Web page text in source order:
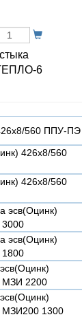
6
560 ППУ-ПЭ
426х8/560
426х8/560
эсв(Оцинк)
эсв(Оцинк)
МЗИ 2200
1300